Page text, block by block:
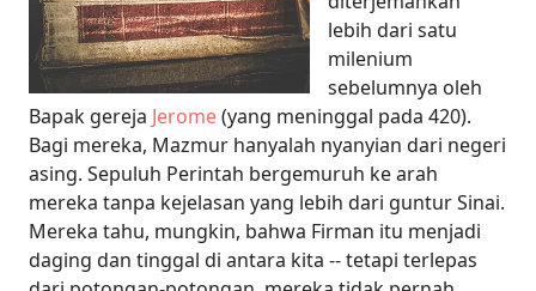
lebih dari satu
milenium
sebelumnya oleh
Bapak gereja Jerome(yang meninggal pada 420).
Bagi mereka, Mazmur hanyalah nyanyian dari negeri
asing. Sepuluh Perintah bergemuruh ke arah
mereka tanpa kejelasan yang lebih dari guntur Sinai.
Mereka tahu, mungkin, bahwa Firman itu menjadi
daging dan tinggal di antara kita -- tetapi terlepas